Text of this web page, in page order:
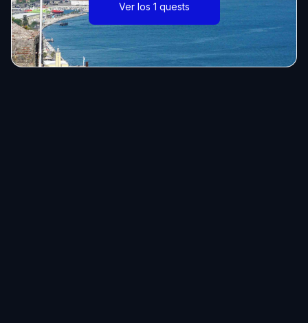
Ver los 1 quests